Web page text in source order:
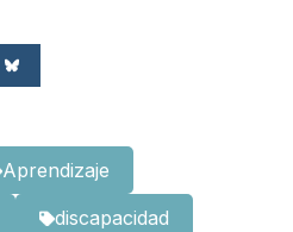
Aprendizaje
discapacidad